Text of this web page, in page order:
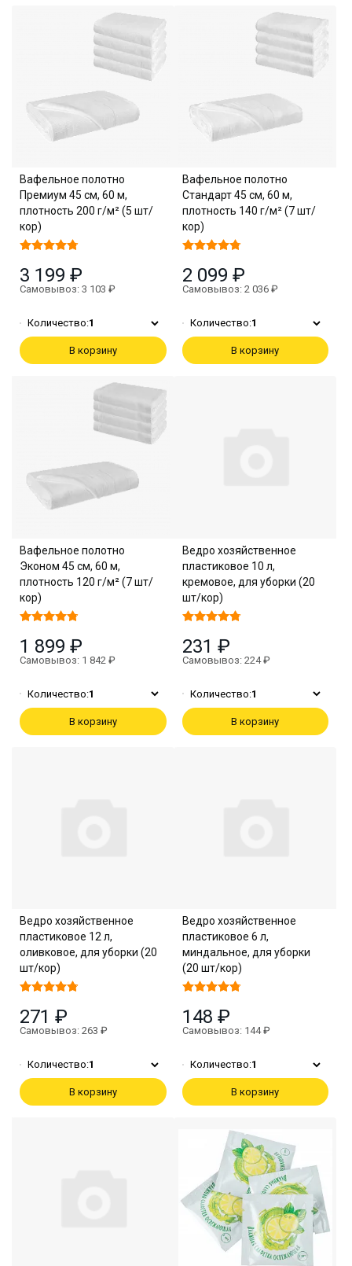
Вафельное полотно
Премиум 45 см, 60 м,
плотность 200 г/м² (5 шт/
кор)
3 199 ₽
Самовывоз: 3 103 ₽
Количество:1
В корзину
Вафельное полотно
Стандарт 45 см, 60 м,
плотность 140 г/м² (7 шт/
кор)
2 099 ₽
Самовывоз: 2 036 ₽
Количество:1
В корзину
Вафельное полотно
Эконом 45 см, 60 м,
плотность 120 г/м² (7 шт/
кор)
1 899 ₽
Самовывоз: 1 842 ₽
Количество:1
В корзину
Ведро хозяйственное
пластиковое 10 л,
кремовое, для уборки (20
шт/кор)
231 ₽
Самовывоз: 224 ₽
Количество:1
В корзину
Ведро хозяйственное
пластиковое 12 л,
оливковое, для уборки (20
шт/кор)
271 ₽
Самовывоз: 263 ₽
Количество:1
В корзину
Ведро хозяйственное
пластиковое 6 л,
миндальное, для уборки
(20 шт/кор)
148 ₽
Самовывоз: 144 ₽
Количество:1
В корзину